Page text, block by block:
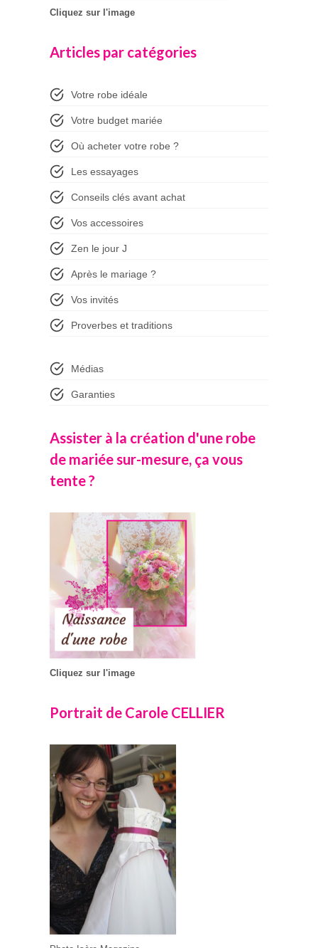
Cliquez sur l'image
Articles par catégories
Votre robe idéale
Votre budget mariée
Où acheter votre robe ?
Les essayages
Conseils clés avant achat
Vos accessoires
Zen le jour J
Après le mariage ?
Vos invités
Proverbes et traditions
Médias
Garanties
Assister à la création d'une robe
de mariée sur-mesure, ça vous
tente ?
Cliquez sur l'image
Portrait de Carole CELLIER